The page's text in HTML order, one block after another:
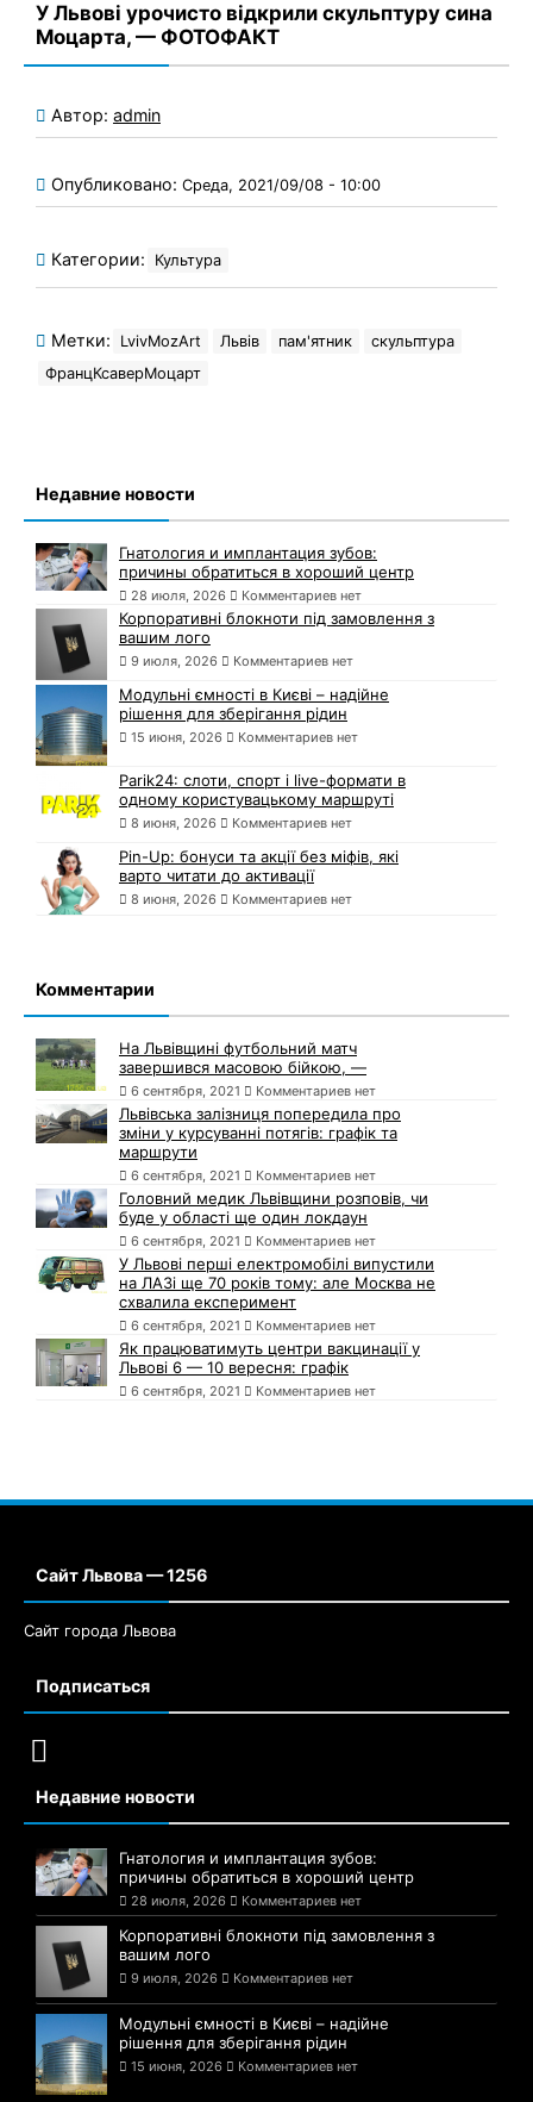
У Львові урочисто відкрили скульптуру сина
Моцарта, — ФОТОФАКТ
Автор: admin
Опубликовано: Среда, 2021/09/08 - 10:00
Категории: Культура
Метки: LvivMozArt Львів пам'ятник
скульптура
ФранцКсаверМоцарт
Недавние новости
Гнатология и имплантация зубов:
причины обратиться в хороший центр
28 июля, 2026 Комментариев нет
Корпоративні блокноти під замовлення з
вашим лого
9 июля, 2026 Комментариев нет
Модульні ємності в Києві – надійне
рішення для зберігання рідин
15 июня, 2026 Комментариев нет
Parik24: слоти, спорт і live-формати в
одному користувацькому маршруті
8 июня, 2026 Комментариев нет
Pin-Up: бонуси та акції без міфів, які
варто читати до активації
8 июня, 2026 Комментариев нет
Комментарии
На Львівщині футбольний матч
завершився масовою бійкою, —
6 сентября, 2021 Комментариев нет
Львівська залізниця попередила про
зміни у курсуванні потягів: графік та
маршрути
6 сентября, 2021 Комментариев нет
Головний медик Львівщини розповів, чи
буде у області ще один локдаун
6 сентября, 2021 Комментариев нет
У Львові перші електромобілі випустили
на ЛАЗі ще 70 років тому: але Москва не
схвалила експеримент
6 сентября, 2021 Комментариев нет
Як працюватимуть центри вакцинації у
Львові 6 — 10 вересня: графік
6 сентября, 2021 Комментариев нет
Сайт Львова — 1256
Сайт города Львова
Подписаться
Недавние новости
Гнатология и имплантация зубов:
причины обратиться в хороший центр
28 июля, 2026 Комментариев нет
Корпоративні блокноти під замовлення з
вашим лого
9 июля, 2026 Комментариев нет
Модульні ємності в Києві – надійне
рішення для зберігання рідин
15 июня, 2026 Комментариев нет